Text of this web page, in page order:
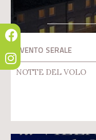
EVENTO SERALE
NOTTE DEL VOLO